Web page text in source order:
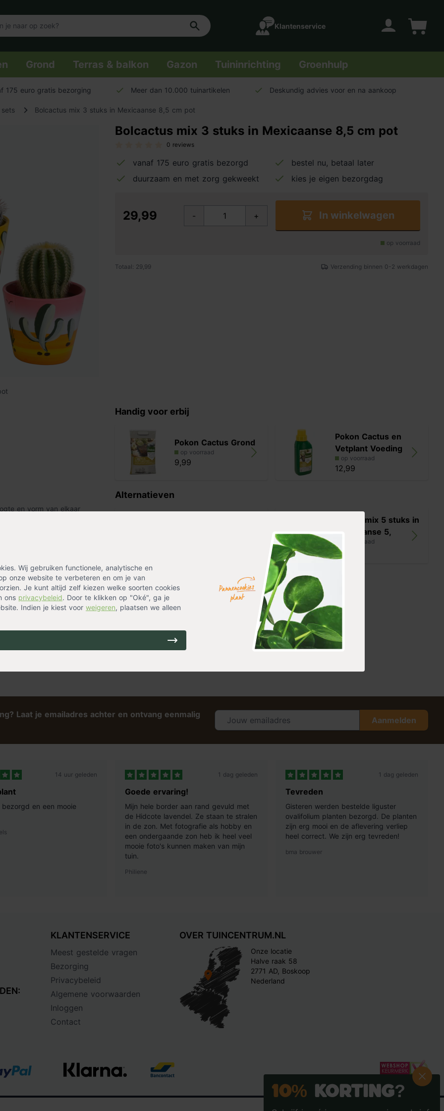
Klantenservice
Grond Terras & balkon Gazon Tuininrichting Groenhulp
Wij gebruiken functionele, analytische en
onze website te verbeteren en om je van
Je kunt altijd zelf kiezen welke soorten cookies
ons privacybeleid. Door te klikken op "Oké", ga je
Indien je kiest voor weigeren, plaatsen we alleen
175 euro gratis bezorging Meer dan 10.000 tuinartikelen Deskundig advies voor en na aankoop
Bolcactus mix 3 stuks in Mexicaanse 8,5 cm pot
Bolcactus mix 3 stuks in Mexicaanse 8,5 cm pot
0 reviews
vanaf 175 euro gratis bezorgd
bestel nu, betaal later
duurzaam en met zorg gekweekt
kies je eigen bezorgdag
29,99 - + In winkelwagen
op voorraad
Totaal: 29,99 Verzending binnen 0-2 werkdagen
en vorm van elkaar
en zijn dan ook van
de bolcactussen, inclusief
daar nou niet vrolijk van!
op een lichte plaats en
september is één keer per
tussen de waterbeurten
cactus regelmatig
jou de mooiste soorten. Het
Handig voor erbij
Pokon Cactus Grond
op voorraad
9,99
Pokon Cactus en
Vetplant Voeding
op voorraad
12,99
Alternatieven
Cactus mix 5 stuks in
Mexicaanse 5,
op voorraad
26,99
Laat je emailadres achter en ontvang eenmalig
Aanmelden
14 uur geleden
bezorgd en een mooie
1 dag geleden
Goede ervaring!
Mijn hele border aan rand gevuld met
de Hidcote lavendel. Ze staan te stralen
in de zon. Met fotografie als hobby en
een ondergaande zon heb ik heel veel
mooie foto's kunnen maken van mijn
tuin.
Philiene
1 dag geleden
Tevreden
Gisteren werden bestelde liguster
ovalifolium planten bezorgd. De planten
zijn erg mooi en de aflevering verliep
heel correct. We zijn erg tevreden!
bma brouwer
KLANTENSERVICE
Meest gestelde vragen
Bezorging
Privacybeleid
Algemene voorwaarden
Inloggen
Contact
OVER TUINCENTRUM.NL
Onze locatie
Halve raak 58
2771 AD, Boskoop
Nederland
10% Korting?